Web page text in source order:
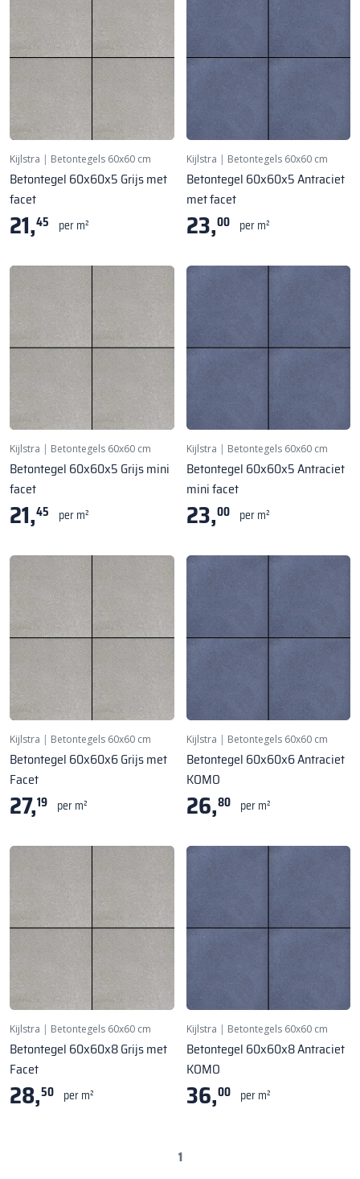
Kijlstra | Betontegels 60x60 cm
Betontegel 60x60x5 Grijs met
facet
21,45 per m²
Kijlstra | Betontegels 60x60 cm
Betontegel 60x60x5 Antraciet
met facet
23,00 per m²
Kijlstra | Betontegels 60x60 cm
Betontegel 60x60x5 Grijs mini
facet
21,45 per m²
Kijlstra | Betontegels 60x60 cm
Betontegel 60x60x5 Antraciet
mini facet
23,00 per m²
Kijlstra | Betontegels 60x60 cm
Betontegel 60x60x6 Grijs met
Facet
27,19 per m²
Kijlstra | Betontegels 60x60 cm
Betontegel 60x60x6 Antraciet
KOMO
26,80 per m²
Kijlstra | Betontegels 60x60 cm
Betontegel 60x60x8 Grijs met
Facet
28,50 per m²
Kijlstra | Betontegels 60x60 cm
Betontegel 60x60x8 Antraciet
KOMO
36,00 per m²
1